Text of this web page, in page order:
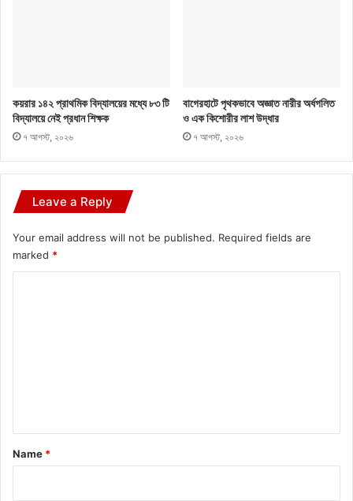
কয়রার ১৪২ প্রাথমিক বিদ্যালয়ের মধ্যে ৮৩ টি
বিদ্যালয়ে নেই প্রধান শিক্ষক
৭ আগস্ট, ২০২৬
বাগেরহাটে পৃথকভাবে অজ্ঞাত নারীর অর্ধগলিত
ও এক কিশোরীর লাশ উদ্ধার
৭ আগস্ট, ২০২৬
Leave a Reply
Your email address will not be published. Required fields are
marked *
*
Name *